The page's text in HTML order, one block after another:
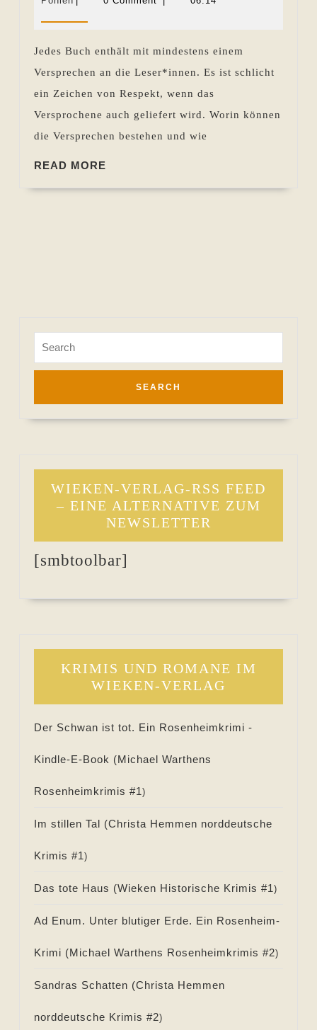
Jedes Buch enthält mit mindestens einem
Versprechen an die Leser*innen. Es ist schlicht
ein Zeichen von Respekt, wenn das
Versprochene auch geliefert wird. Worin können
die Versprechen bestehen und wie
READ MORE
for:
WIEKEN-VERLAG-RSS FEED
– EINE ALTERNATIVE ZUM
NEWSLETTER
[smbtoolbar]
KRIMIS UND ROMANE IM
WIEKEN-VERLAG
Der Schwan ist tot. Ein Rosenheimkrimi -
Kindle-E-Book (Michael Warthens
Rosenheimkrimis #1)
Im stillen Tal (Christa Hemmen norddeutsche
Krimis #1)
Das tote Haus (Wieken Historische Krimis #1)
Ad Enum. Unter blutiger Erde. Ein Rosenheim-
Krimi (Michael Warthens Rosenheimkrimis #2)
Sandras Schatten (Christa Hemmen
norddeutsche Krimis #2)